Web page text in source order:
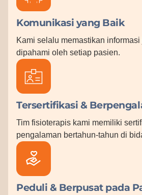
Komunikasi yang Baik
Kami selalu memastikan
dipahami oleh setiap pasien.
Tersertifikasi &
Tim fisioterapis kami memiliki
pengalaman bertahun-tahun di
Peduli & Berpusat pada